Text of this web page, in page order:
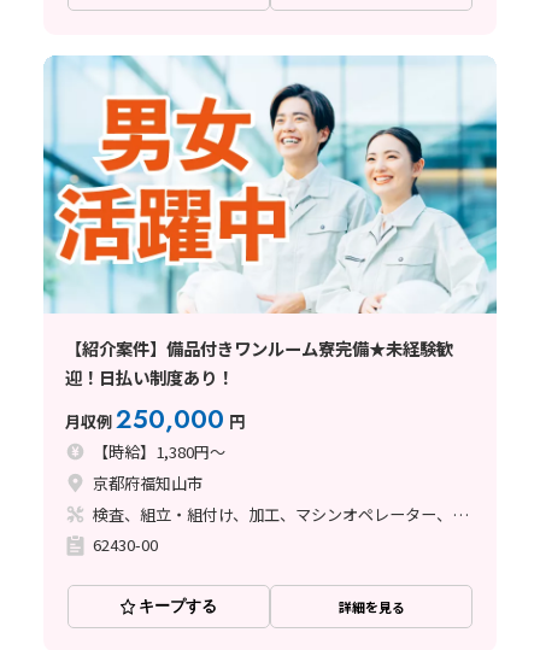
【紹介案件】備品付きワンルーム寮完備★未経験歓
迎！日払い制度あり！
月収例250,000 円
【時給】1,380円～
京都府福知山市
検査、組立・組付け、加工、マシンオペレーター、清掃・洗浄、溶接
62430-00
キープする 詳細を見る